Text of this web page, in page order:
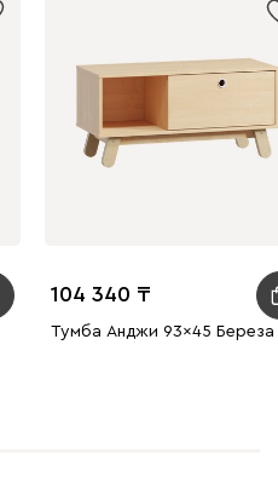
104 340
Тумба Анджи 93x45 Береза